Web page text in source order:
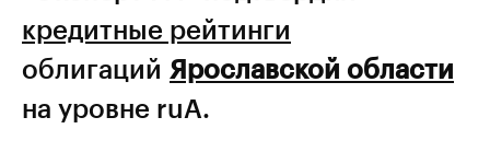
кредитные рейтинги
облигаций Ярославской области
на уровне ruA.